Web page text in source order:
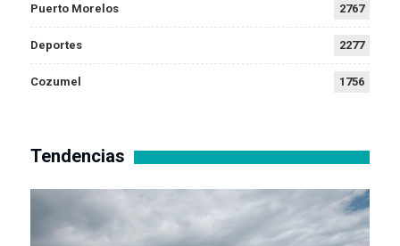
Puerto Morelos 2767
Deportes 2277
Cozumel 1756
Tendencias